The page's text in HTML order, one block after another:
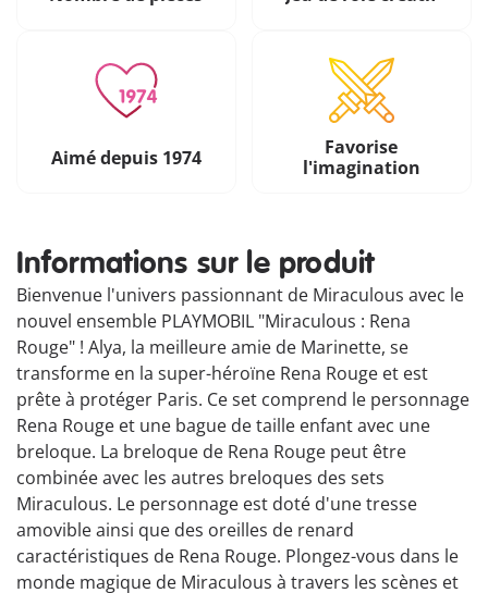
Aimé depuis 1974
Favorise
l'imagination
Informations sur le produit
Bienvenue l'univers passionnant de Miraculous avec le
nouvel ensemble PLAYMOBIL "Miraculous : Rena
Rouge" ! Alya, la meilleure amie de Marinette, se
transforme en la super-héroïne Rena Rouge et est
prête à protéger Paris. Ce set comprend le personnage
Rena Rouge et une bague de taille enfant avec une
breloque. La breloque de Rena Rouge peut être
combinée avec les autres breloques des sets
Miraculous. Le personnage est doté d'une tresse
amovible ainsi que des oreilles de renard
caractéristiques de Rena Rouge. Plongez-vous dans le
monde magique de Miraculous à travers les scènes et